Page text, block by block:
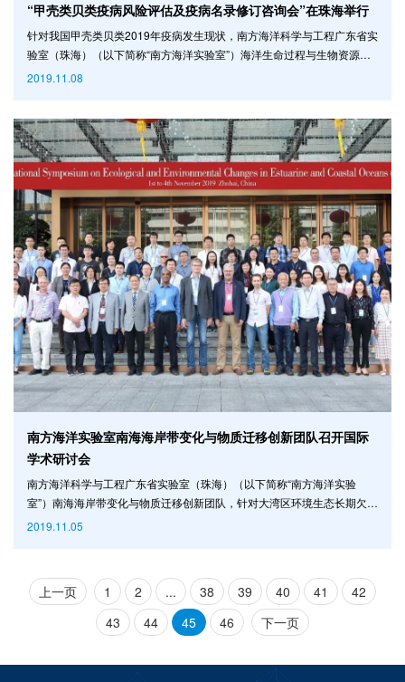
“甲壳类贝类疫病风险评估及疫病名录修订咨询会”在珠海举行
针对我国甲壳类贝类2019年疫病发生现状，南方海洋科学与工程广东省实
验室（珠海）（以下简称“南方海洋实验室”）海洋生命过程与生物资源利
用创新团队11月5-6日在珠海组织召开了“甲壳类贝类疫病风险评估及疫病
南海水产研究所、大连海洋大学的专家学者出席了本次会议。 会上，专家
们分别汇报了近年来我国甲壳类贝类疫病发生情
2019.11.08
南方海洋实验室南海海岸带变化与物质迁移创新团队召开国际
学术研讨会
南方海洋科学与工程广东省实验室（珠海）（以下简称“南方海洋实验
室”）南海海岸带变化与物质迁移创新团队，针对大湾区环境生态长期欠账
问题，围绕大湾区环境生态容量、空间规划策略及生态修复技术等重要战
香港以及大陆科研院校的专家学者和广东本地海洋与水利行业管理部门人
员共计80多名参会。 会上，南方海洋实验室副主任
2019.11.05
上一页 1 2 ... 38 39 40 41
42
43
44 45 46 下一页